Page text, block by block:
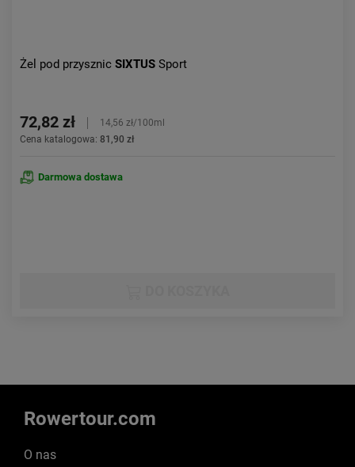
Żel pod przysznic SIXTUS Sport
72,82 zł
14,56 zł/100ml
Cena katalogowa: 81,90 zł
Darmowa dostawa
Rowertour.com
O nas